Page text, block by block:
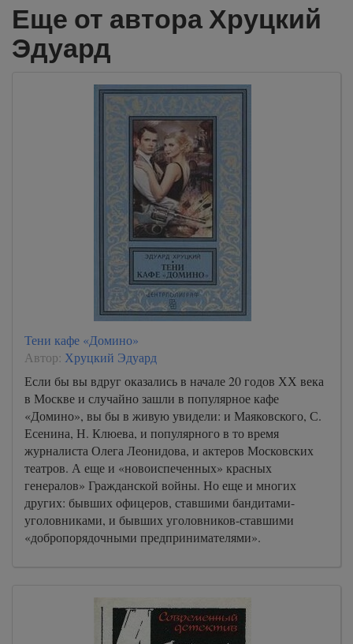
Еще от автора Хруцкий
Эдуард
Тени кафе «Домино»
Автор: Хруцкий Эдуард
Если бы вы вдруг оказались в начале 20 годов ХХ века
в Москве и случайно зашли в популярное кафе
«Домино», вы бы в живую увидели: и Маяковского, С.
Есенина, Н. Клюева, и популярного в то время
журналиста Олега Леонидова, и актеров Московских
театров. А еще и «новоиспеченных» красных
генералов» Гражданской войны. Но еще и многих
других: бывших офицеров, ставшими бандитами-
уголовниками, и бывших уголовников-ставшими
«добропорядочными предпринимателями».